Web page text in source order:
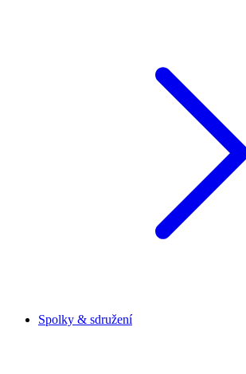
Spolky & sdružení